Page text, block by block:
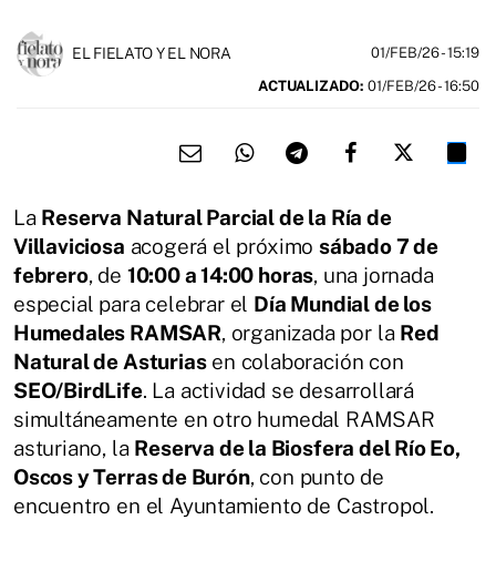
EL FIELATO Y EL NORA 01/FEB/26- 15:19
ACTUALIZADO: 01/FEB/26 - 16:50
La Reserva Natural Parcial de la Ría de
Villaviciosa acogerá el próximo sábado 7 de
febrero, de 10:00 a 14:00 horas, una jornada
especial para celebrar el Día Mundial de los
Humedales RAMSAR, organizada por la Red
Natural de Asturiasen colaboración con
SEO/BirdLife. La actividad se desarrollará
simultáneamente en otro humedal RAMSAR
asturiano, la Reserva de la Biosfera del Río Eo,
Oscos y Terras de Burón, con punto de
encuentro en el Ayuntamiento de Castropol.